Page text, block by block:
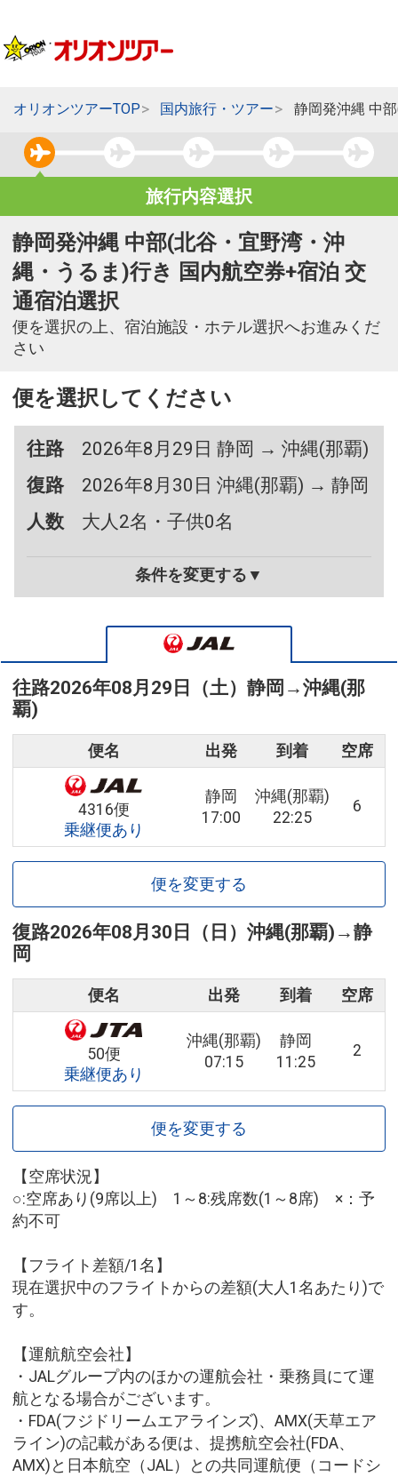
オリオンツアーTOP 国内旅行・ツアー 静岡発沖縄 中
旅行内容選択
静岡発沖縄 中部(北谷・宜野湾・沖
縄・うるま)行き 国内航空券+宿泊 交
通宿泊選択
便を選択の上、宿泊施設・ホテル選択へお進みくだ
さい
便を選択してください
往路
2026年8月29日 静岡 → 沖縄(那覇)
復路
2026年8月30日 沖縄(那覇) → 静岡
人数
大人2名・子供0名
条件を変更する▼
往路2026年08月29日（土） 静岡 →沖縄(那
覇)
便名 出発 到着 空席
4316便
乗継便あり
静岡
17:00
沖縄(那覇)
22:25
6
便を変更する
復路2026年08月30日（日） 沖縄(那覇) →静
岡
便名 出発 到着 空席
50便
乗継便あり
沖縄(那覇)
07:15
静岡
11:25
2
便を変更する
【空席状況】
○:空席あり(9席以上) 1～8:残席数(1～8席) ×：予
約不可
【フライト差額/1名】
現在選択中のフライトからの差額(大人1名あたり)で
す。
【運航航空会社】
・JALグループ内のほかの運航会社・乗務員にて運
航となる場合がございます。
・FDA(フジドリームエアラインズ)、AMX(天草エア
ライン)の記載がある便は、提携航空会社(FDA、
AMX)と日本航空（JAL）との共同運航便（コードシ